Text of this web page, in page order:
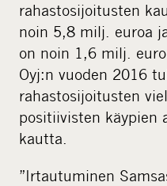
rahastosijoitusten
noin 5,8 milj. euroa
on noin 1,6 milj.
Oyj:n vuoden 2016
rahastosijoitusten
positiivisten käypien
kautta.
”Irtautuminen